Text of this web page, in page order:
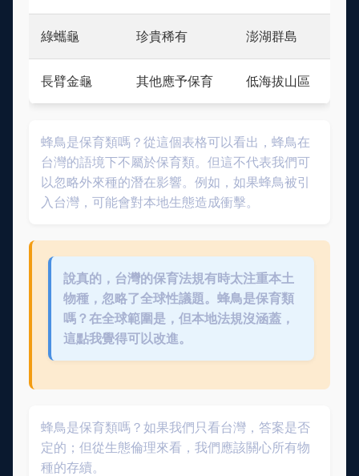
綠蠵龜 珍貴稀有 澎湖群島
長臂金龜 其他應予保育 低海拔山區
蜂鳥是保育類嗎？從這個表格可以看出，蜂鳥在
台灣的語境下不屬於保育類。但這不代表我們可
以忽略外來種的潛在影響。例如，如果蜂鳥被引
入台灣，可能會對本地生態造成衝擊。
說真的，台灣的保育法規有時太注重本土
物種，忽略了全球性議題。蜂鳥是保育類
嗎？在全球範圍是，但本地法規沒涵蓋，
這點我覺得可以改進。
蜂鳥是保育類嗎？如果我們只看台灣，答案是否
定的；但從生態倫理來看，我們應該關心所有物
種的存續。